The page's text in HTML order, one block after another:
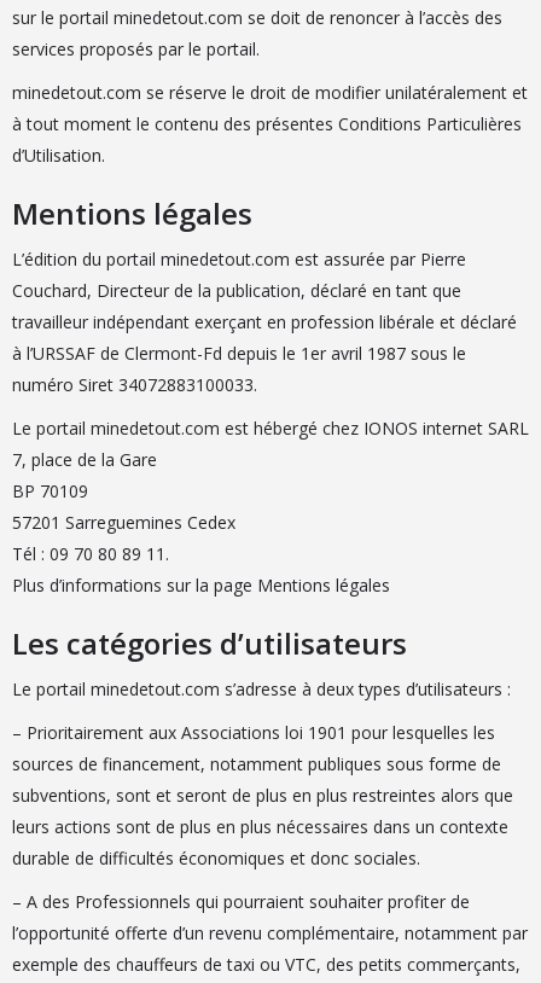
sur le portail minedetout.com se doit de renoncer à l’accès des
services proposés par le portail.
minedetout.com se réserve le droit de modifier unilatéralement et
à tout moment le contenu des présentes Conditions Particulières
d’Utilisation.
Mentions légales
L’édition du portail minedetout.com est assurée par Pierre
Couchard, Directeur de la publication, déclaré en tant que
travailleur indépendant exerçant en profession libérale et déclaré
à l’URSSAF de Clermont-Fd depuis le 1er avril 1987 sous le
numéro Siret 34072883100033.
Le portail minedetout.com est hébergé chez IONOS internet SARL
7, place de la Gare
BP 70109
57201 Sarreguemines Cedex
Tél : 09 70 80 89 11.
Plus d’informations sur la page Mentions légales
Les catégories d’utilisateurs
Le portail minedetout.com s’adresse à deux types d’utilisateurs :
– Prioritairement aux Associations loi 1901 pour lesquelles les
sources de financement, notamment publiques sous forme de
subventions, sont et seront de plus en plus restreintes alors que
leurs actions sont de plus en plus nécessaires dans un contexte
durable de difficultés économiques et donc sociales.
– A des Professionnels qui pourraient souhaiter profiter de
l’opportunité offerte d’un revenu complémentaire, notamment par
exemple des chauffeurs de taxi ou VTC, des petits commerçants,